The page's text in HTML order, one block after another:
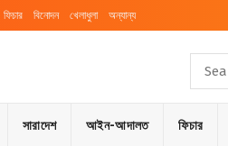
ফিচার বিনোদন খেলাধুলা অন্যান্য
সারাদেশ আইন-আদালত ফিচার